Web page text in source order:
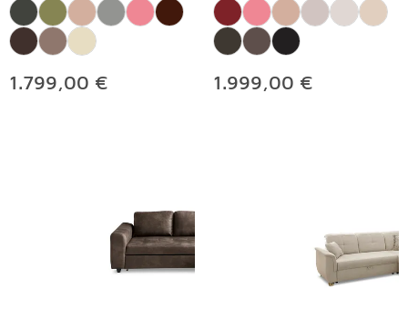
1.799,00 € 1.999,00 €